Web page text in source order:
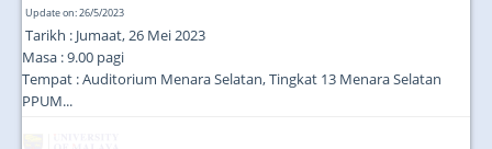
Update on: 26/5/2023
Tarikh : Jumaat, 26 Mei 2023
Masa : 9.00 pagi
Tempat : Auditorium Menara Selatan, Tingkat 13 Menara Selatan
PPUM...